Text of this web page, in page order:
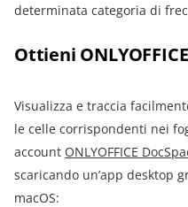
determinata categoria di
Ottieni
Visualizza e traccia
le celle corrispondenti nei
account ONLYOFFICE
scaricando un’app desktop
macOS: